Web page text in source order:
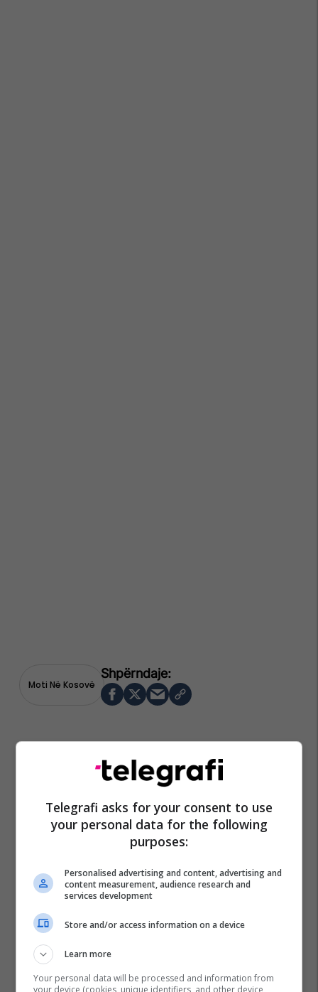
Moti Në Kosovë
Telegrafi asks for your consent to use
your personal data for the following
purposes:
Personalised advertising and content, advertising and
content measurement, audience research and
services development
Store and/or access information on a device
Learn more
Your personal data will be processed and information from
your device (cookies, unique identifiers, and other device